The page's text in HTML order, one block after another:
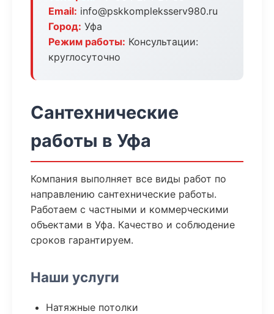
Email: info@pskkompleksserv980.ru
Город: Уфа
Режим работы: Консультации:
круглосуточно
Сантехнические
работы в Уфа
Компания выполняет все виды работ по
направлению сантехнические работы.
Работаем с частными и коммерческими
объектами в Уфа. Качество и соблюдение
сроков гарантируем.
Наши услуги
Натяжные потолки